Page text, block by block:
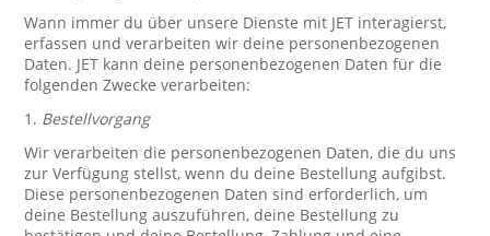
Wann immer du über unsere Dienste mit JET interagierst,
erfassen und verarbeiten wir deine personenbezogenen
Daten. JET kann deine personenbezogenen Daten für die
folgenden Zwecke verarbeiten:
1. Bestellvorgang
Wir verarbeiten die personenbezogenen Daten, die du uns
zur Verfügung stellst, wenn du deine Bestellung aufgibst.
Diese personenbezogenen Daten sind erforderlich, um
deine Bestellung auszuführen, deine Bestellung zu